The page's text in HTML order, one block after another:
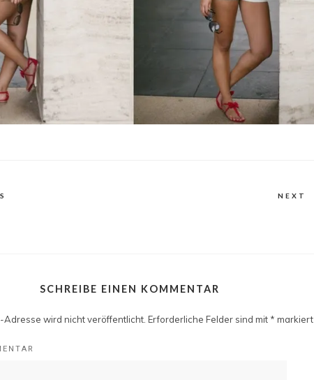
NEXT
SCHREIBE EINEN KOMMENTAR
Adresse wird nicht veröffentlicht. Erforderliche Felder sind mit * markiert